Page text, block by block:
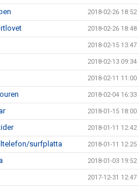
2018-02-26 18:52
2018-02-26 18:48
2018-02-15 13:47
2018-02-13 09:34
2018-02-11 11:00
2018-02-04 16:33
2018-01-15 18:00
2018-01-11 12:42
surfplatta 2018-01-11 12:25
2018-01-03 19:52
2017-12-31 12:47